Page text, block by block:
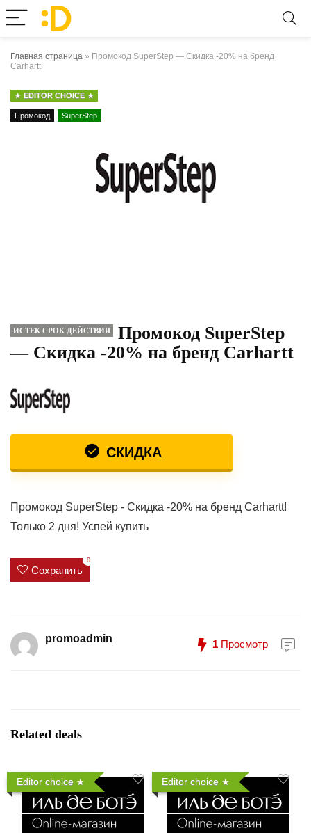
Главная страница » Промокод SuperStep — Скидка -20% на бренд
Carhartt
EDITOR CHOICE
Промокод SuperStep
ИСТЕК СРОК ДЕЙСТВИЯ
Промокод SuperStep
— Скидка -20% на бренд Carhartt
СКИДКА
Промокод SuperStep - Скидка -20% на бренд Carhartt!
Только 2 дня! Успей купить
Сохранить
0
promoadmin 1 Просмотр
Related deals
Editor choice Editor choice